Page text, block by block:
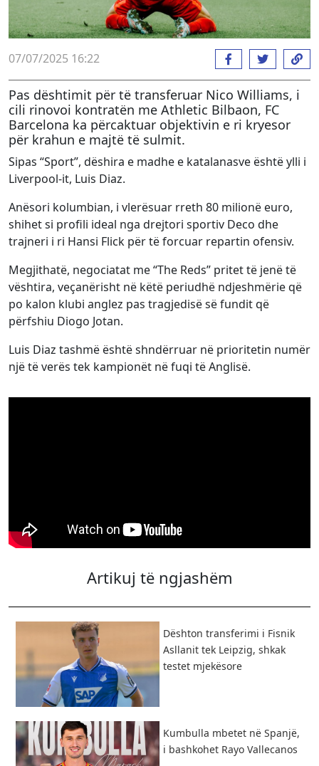
07/07/2025 16:22
Pas dështimit për të transferuar Nico Williams, i
cili rinovoi kontratën me Athletic Bilbaon, FC
Barcelona ka përcaktuar objektivin e ri kryesor
për krahun e majtë të sulmit.
Sipas “Sport”, dëshira e madhe e katalanasve është ylli i
Liverpool-it, Luis Diaz.
Anësori kolumbian, i vlerësuar rreth 80 milionë euro,
shihet si profili ideal nga drejtori sportiv Deco dhe
trajneri i ri Hansi Flick për të forcuar repartin ofensiv.
Megjithatë, negociatat me “The Reds” pritet të jenë të
vështira, veçanërisht në këtë periudhë ndjeshmërie që
po kalon klubi anglez pas tragjedisë së fundit që
përfshiu Diogo Jotan.
Luis Diaz tashmë është shndërruar në prioritetin numër
një të verës tek kampionët në fuqi të Anglisë.
Artikuj të ngjashëm
Dështon transferimi i Fisnik
Asllanit tek Leipzig, shkak
testet mjekësore
Kumbulla mbetet në Spanjë,
i bashkohet Rayo Vallecanos